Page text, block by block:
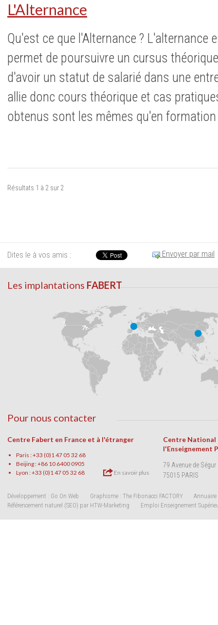
L'Alternance
Qu'est ce que l'Alternance ? L'alternance
permet de poursuivre un cursus
d'avoir un statut de salarié dans une
allie donc cours théorique et cas
obtenus sont les mêmes qu'en
Résultats 1 à 2 sur 2
Dites le à vos amis : Envoyer par mail
Les implantations FABERT
Pour nous contacter
Centre Fabert en France et à l'étranger
Paris : +33 (0)1 47 05 32 68
Beijing : +86 10 6400 0905
Lyon : +33 (0)1 47 05 32 68
En savoir plus
Centre National
l'Enseignement
79 Avenue de Ségur
75015 PARIS
Développement : Go On Web Graphisme : The Fibonacci FACTORY
Annuaire
Référencement naturel (SEO) par HTW-Marketing
Emploi Enseignement